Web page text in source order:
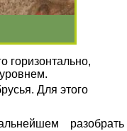
горизонтально,
Для этого
разобрать